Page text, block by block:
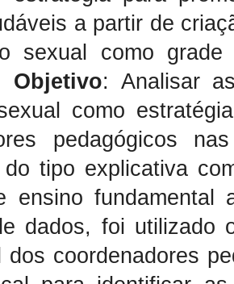
a partir de
sexual como
Objetivo: Analisar
como
pedagógicos
tipo explicativa
ensino
dados, foi utilizado
dos coordenadores